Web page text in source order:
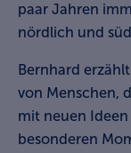
paar Jahren
nördlich und
Bernhard
von Menschen,
mit neuen
besonderen